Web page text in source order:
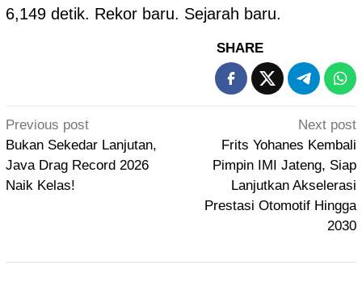
6,149 detik. Rekor baru. Sejarah baru.
SHARE
Post
navigation
Previous post
Bukan Sekedar Lanjutan,
Java Drag Record 2026
Naik Kelas!
Next post
Frits Yohanes Kembali
Pimpin IMI Jateng, Siap
Lanjutkan Akselerasi
Prestasi Otomotif Hingga
2030